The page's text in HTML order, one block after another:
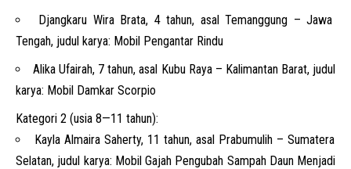
Djangkaru Wira Brata, 4 tahun, asal Temanggung – Jawa
Tengah, judul karya: Mobil Pengantar Rindu
Alika Ufairah, 7 tahun, asal Kubu Raya – Kalimantan Barat, judul
karya: Mobil Damkar Scorpio
Kategori 2 (usia 8—11 tahun):
Kayla Almaira Saherty, 11 tahun, asal Prabumulih – Sumatera
Selatan, judul karya: Mobil Gajah Pengubah Sampah Daun Menjadi